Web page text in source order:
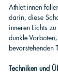
Athlet:innen
darin, diese
inneren Lichts
dunkle
bevorstehenden
Techniken und